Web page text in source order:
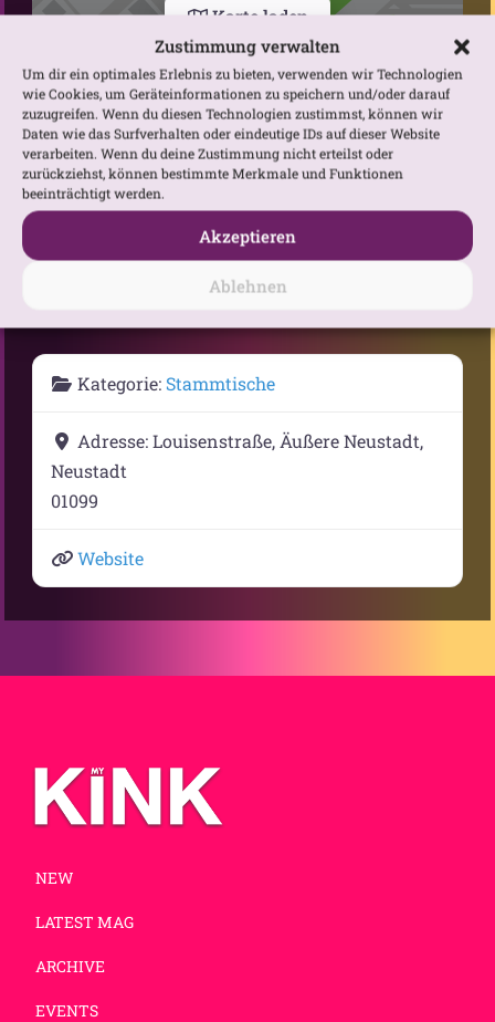
Zustimmung verwalten
Um dir ein optimales Erlebnis zu bieten, verwenden wir Technologien
wie Cookies, um Geräteinformationen zu speichern und/oder darauf
zuzugreifen. Wenn du diesen Technologien zustimmst, können wir
Daten wie das Surfverhalten oder eindeutige IDs auf dieser Website
verarbeiten. Wenn du deine Zustimmung nicht erteilst oder
zurückziehst, können bestimmte Merkmale und Funktionen
beeinträchtigt werden.
Akzeptieren
Ablehnen
Karte laden
Gib deinen Standort ein.Anfahrtsbeschreibung anfordern
Kategorie: Stammtische
Adresse:Louisenstraße, Äußere Neustadt,
Neustadt
01099
Website
NEW
LATEST MAG
ARCHIVE
EVENTS